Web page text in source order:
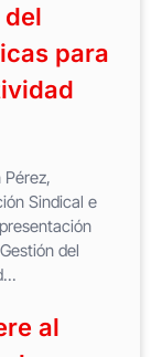
del
para
Pérez,
Sindical e
del
al